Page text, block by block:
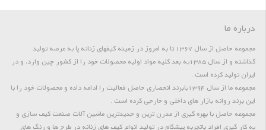
درباره ما
مجموعه حاصل از سال 1367 تا به امروز در زمینه کیفهای زنانه پا به عرصه تولید
گذاشته و از سال 1385به بعد کلیه مواد اولیه محصولات خود را از کشور چین وارد، و در
ایران تولید کرده است .
مجموعه ما از سال 1394بابرند انحصاری حاصل فعالیت را ادامه داده و محصولات خود را با
این برند روانه بازار های داخلی و خارجی کرده است .
مجموعه حاصل با بهره گیری از مدرن ترین و جدیدترین ماشین آلات صنعت کیف سازی و
به کار گیری افراد باتجربه پیشگام در تولید انواع کیف های زنانه در طرح ها و رنگ های